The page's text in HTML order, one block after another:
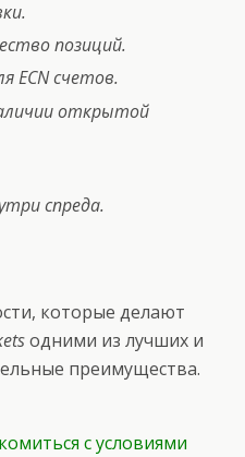
позиций.
ECN счетов.
открытой
спреда.
которые делают
одними из лучших и
преимущества.
с условиями